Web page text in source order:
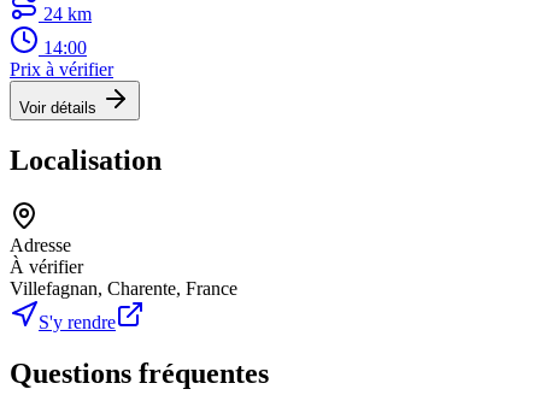
24 km
14:00
Prix à vérifier
Voir détails
Localisation
Adresse
À vérifier
Villefagnan, Charente, France
S'y rendre
Questions fréquentes